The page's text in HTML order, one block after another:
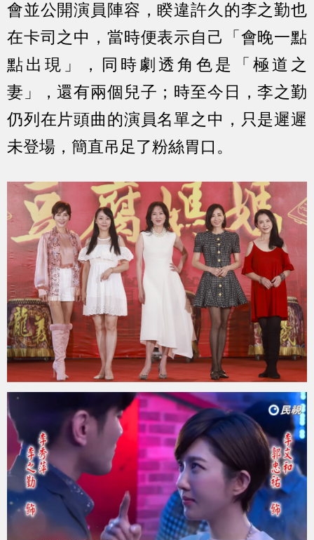
會並公開演員陣容，睽違許久的李之勤也
在卡司之中，當時便表示自己「會晚一點
點出現」，同時劇透角色是「極道之
妻」，還有兩個兒子；時至今日，李之勤
仍列在片頭曲的演員名單之中，只是遲遲
未登場，簡直吊足了粉絲胃口。